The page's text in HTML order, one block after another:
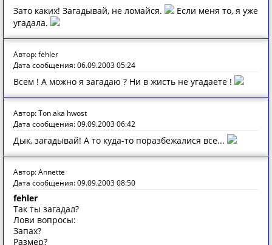
Зато каких! Загадывай, не ломайся.
Если меня то, я уже
угадала.
Автор: fehler
Дата сообщения: 06.09.2003 05:24
Всем ! А можно я загадаю ? Ни в жисть не угадаете !
Автор: Ton aka hwost
Дата сообщения: 09.09.2003 06:42
Дык, загадывай! А то куда-то поразбежалися все...
Автор: Annette
Дата сообщения: 09.09.2003 08:50
fehler
Так ты загадал?
Лови вопросы:
Запах?
Размер?